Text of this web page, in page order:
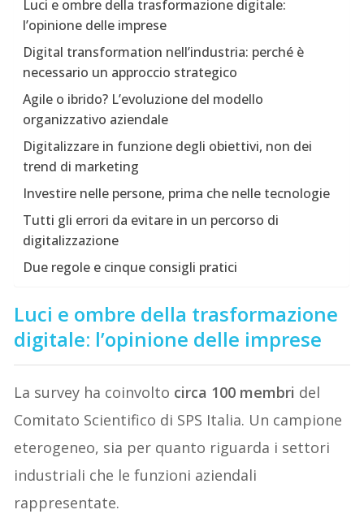
Luci e ombre della trasformazione digitale:
l’opinione delle imprese
Digital transformation nell’industria: perché è
necessario un approccio strategico
Agile o ibrido? L’evoluzione del modello
organizzativo aziendale
Digitalizzare in funzione degli obiettivi, non dei
trend di marketing
Investire nelle persone, prima che nelle tecnologie
Tutti gli errori da evitare in un percorso di
digitalizzazione
Due regole e cinque consigli pratici
Luci e ombre della trasformazione
digitale: l’opinione delle imprese
La survey ha coinvolto circa 100 membri del
Comitato Scientifico di SPS Italia. Un campione
eterogeneo, sia per quanto riguarda i settori
industriali che le funzioni aziendali
rappresentate.